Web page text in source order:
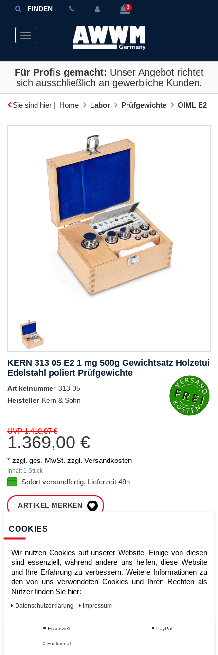
FINDEN 0
Toggle navigation
Für Profis gemacht: Unser Angebot richtet
sich ausschließlich an gewerbliche Kunden.
Sie sind hier | Home Labor Prüfgewichte OIML E2
KERN 313 05 E2 1 mg 500g Gewichtsatz Holzetui
Edelstahl poliert Prüfgewichte
Artikelnummer 313-05
Hersteller Kern & Sohn
UVP 1.410,07 €
1.369,00 €
* zzgl. ges. MwSt. zzgl. Versandkosten
Inhalt 1 Stück
Sofort versandfertig, Lieferzeit 48h
ARTIKEL MERKEN
ZUM WARENKORB
Sofort lieferbar
Kauf auf Rechnung
COOKIES
Wir nutzen Cookies auf unserer Website. Einige von diesen
sind essenziell, während andere uns helfen, diese Website
und Ihre Erfahrung zu verbessern. Weitere Informationen zu
den von uns verwendeten Cookies und Ihren Rechten als
Nutzer finden Sie hier:
Daten­schutz­erklärung Impressum
Essenziell PayPal
Funktional